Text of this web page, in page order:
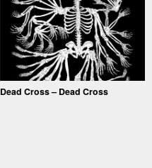
Dead Cross – Dead Cross